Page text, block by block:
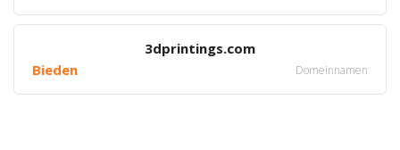
3dprintings.com
Bieden
Domeinnamen